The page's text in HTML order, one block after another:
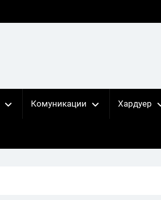
Комуникации Хардуер